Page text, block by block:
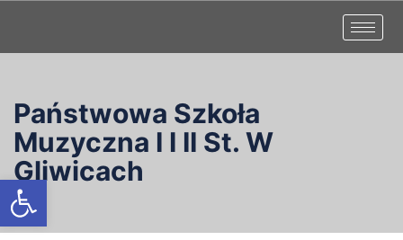
Otwórz pasek narzędzi
Państwowa Szkoła
Muzyczna I I II St. W
Gliwicach